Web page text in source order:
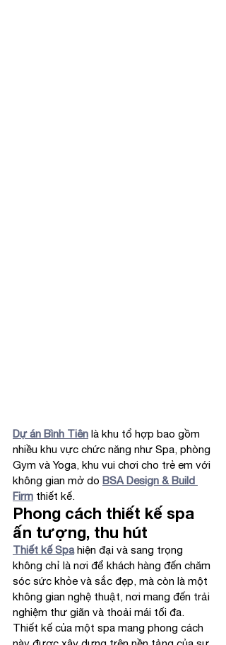
Dự án Bình Tiên là khu tổ hợp bao gồm
nhiều khu vực chức năng như Spa, phòng
Gym và Yoga, khu vui chơi cho trẻ em với
không gian mở do BSA Design & Build
Firm thiết kế.
Phong cách thiết kế spa
ấn tượng, thu hút
Thiết kế Spa hiện đại và sang trọng
không chỉ là nơi để khách hàng đến chăm
sóc sức khỏe và sắc đẹp, mà còn là một
không gian nghệ thuật, nơi mang đến trải
nghiệm thư giãn và thoải mái tối đa.
Thiết kế của một spa mang phong cách